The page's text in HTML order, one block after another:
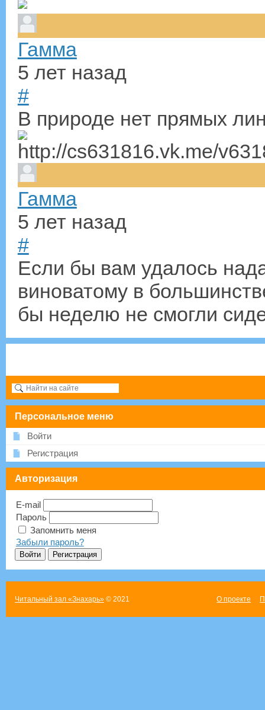
Гамма
5 лет назад
#
В природе нет прямых
Гамма
5 лет назад
#
Если бы вам удалось
виноватому в
бы неделю не смогли
Персональное меню
Войти
Регистрация
Авторизация
E-mail
Пароль
Запомнить меня
Забыли пароль?
Читальный зал «Знахарь»© 2021 О проекте